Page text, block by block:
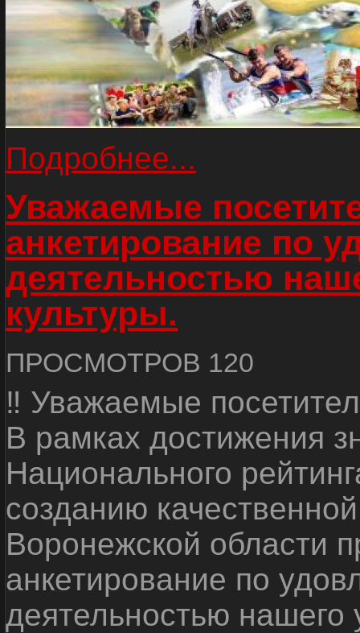
Подробнее...
Уважаемые
анкетирование по
деятельностью
культуры.
ПРОСМОТРОВ 120
‼ Уважаемые
В рамках достижения
Национального
созданию
Воронежской области
анкетирование по
деятельностью нашего